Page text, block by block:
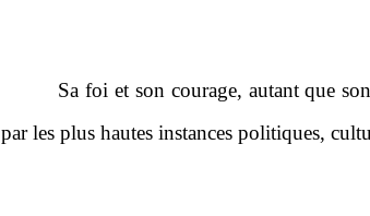
Sa foi et son courage, autant que
par les plus hautes instances politiques,